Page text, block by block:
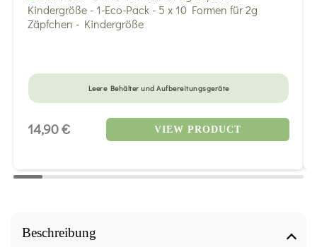
Beschreibung
Leere Behälter und Aufbereitungsgeräte
14,90 € VIEW PRODUCT